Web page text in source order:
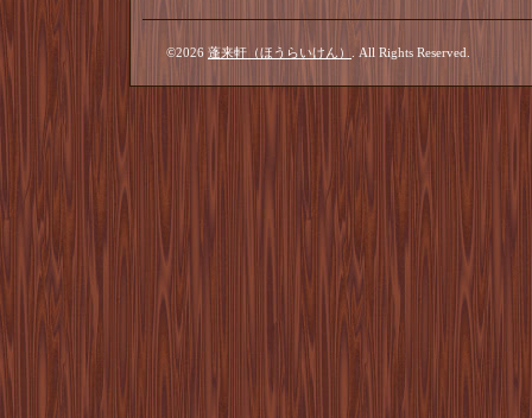
©2026 蓬来軒（ほうらいけん） . All Rights Reserved.